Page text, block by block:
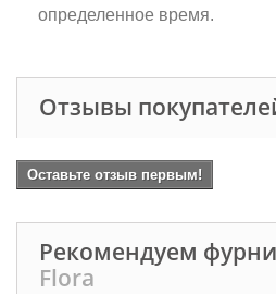
определенное время.
Отзывы
Оставьте отзыв первым!
Рекомендуем
Flora